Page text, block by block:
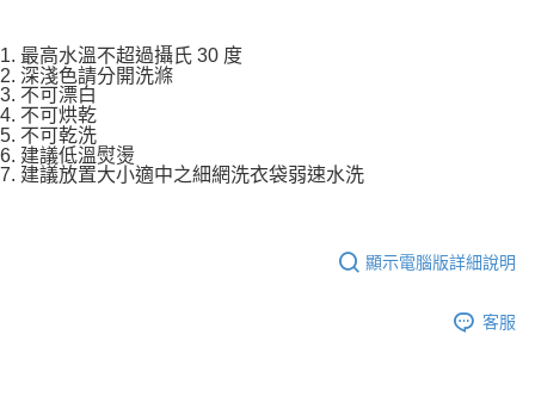
1. 最高水溫不超過攝氏 30 度
2. 深淺色請分開洗滌
3. 不可漂白
4. 不可烘乾
5. 不可乾洗
6. 建議低溫熨燙
7. 建議放置大小適中之細網洗衣袋弱速水洗
顯示電腦版詳細說明
客服